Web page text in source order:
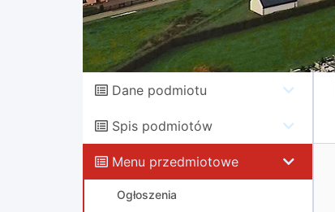
Dane podmiotu
Spis podmiotów
Menu przedmiotowe
Ogłoszenia